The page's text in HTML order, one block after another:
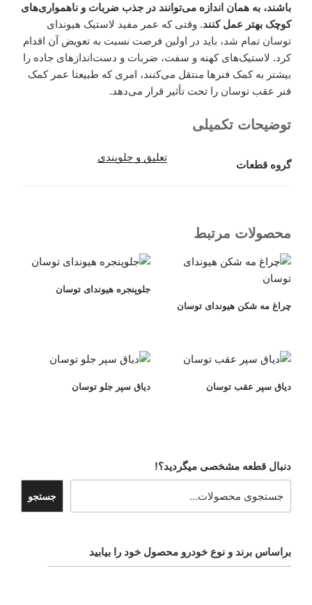
باشند، به همان اندازه می‌توانند در جذب ضربات و ناهمواری‌های
کوچک بهتر عمل کنند. وقتی که عمر مفید لاستیک هیوندای
توسان تمام شد، باید در اولین فرصت نسبت به تعویض آن اقدام
کرد. لاستیک‌های کهنه و سفت، ضربات و دست‌اندازهای جاده را
بیشتر به کمک فنرها منتقل می‌کنند، امری که طبیعتا عمر کمک
فنر عقب توسان را تحت تأثیر قرار می‌دهد.
توضیحات تکمیلی
گروه قطعات
تعلیق و جلوبندی
محصولات مرتبط
چراغ مه شکن هیوندای توسان
جلوپنجره هیوندای توسان
دیاق سپر عقب توسان دیاق سپر جلو توسان
دنبال قطعه مشخصی میگردید؟!
جستجو
براساس برند و نوع خودرو محصول خود را بیابید